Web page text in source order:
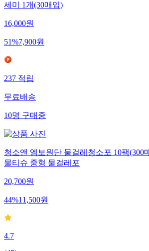
세미 1개(30매입)
16,000원
51%7,900원
237적립
무료배송
10명구매중
청소앤 엠보원단 물걸레청소포 10팩(300
물티슈 중형 물걸레포
20,700원
44%11,500원
4.7